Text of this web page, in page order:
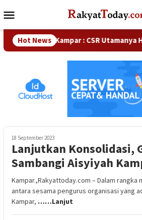
ke
Mobile
Hot News
Waka DPRD Kampar : CSR Utamanya
18 September 2023
Lanjutkan Konsolidasi,
Sambangi Aisyiyah
Kampar.,Rakyattoday.com – Dalam
antara sesama pengurus organisasi yang
Kampar, ……Lanjut